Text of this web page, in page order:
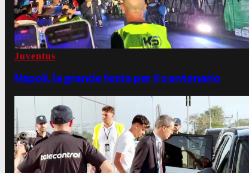
Juventus
Napoli, la grande festa per il centenario